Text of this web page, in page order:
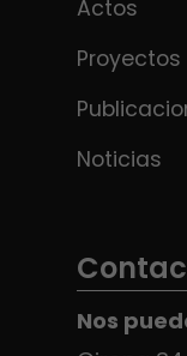
Actos
Proyectos
Noticias
Nos